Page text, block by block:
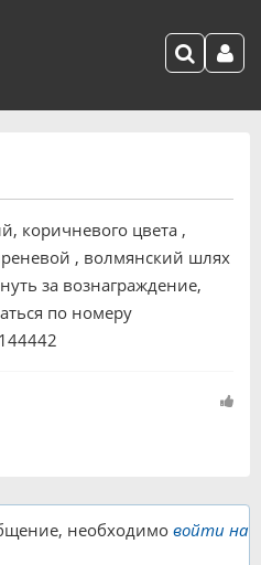
коричневого цвета ,
, волмянский шлях
за вознаграждение,
по номеру
необходимовойти на